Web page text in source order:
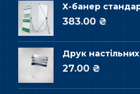
Х-банер
383.00 ₴
Друк
27.00 ₴